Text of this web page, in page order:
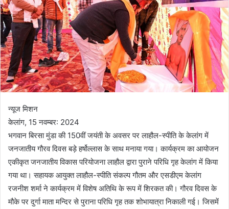
न्यूज मिशन
केलांग, 15 नवम्बर: 2024
भगवान बिरसा मुंडा की 150वीं जयंती के अवसर पर लाहौल-स्पीति के केलांग में
जनजातीय गौरव दिवस बड़े हर्षोल्लास के साथ मनाया गया। कार्यक्रम का आयोजन
एकीकृत जनजातीय विकास परियोजना लाहौल द्वारा पुराने परिधि गृह केलांग में किया
गया था। सहायक आयुक्त लाहौल-स्पीति संकल्प गौतम और एसडीएम केलांग
रजनीश शर्मा ने कार्यक्रम में विशेष अतिथि के रूप में शिरकत की। गौरव दिवस के
मौके पर दुर्गा माता मन्दिर से पुराना परिधि गृह तक शोभायात्रा निकाली गई। जिसमें